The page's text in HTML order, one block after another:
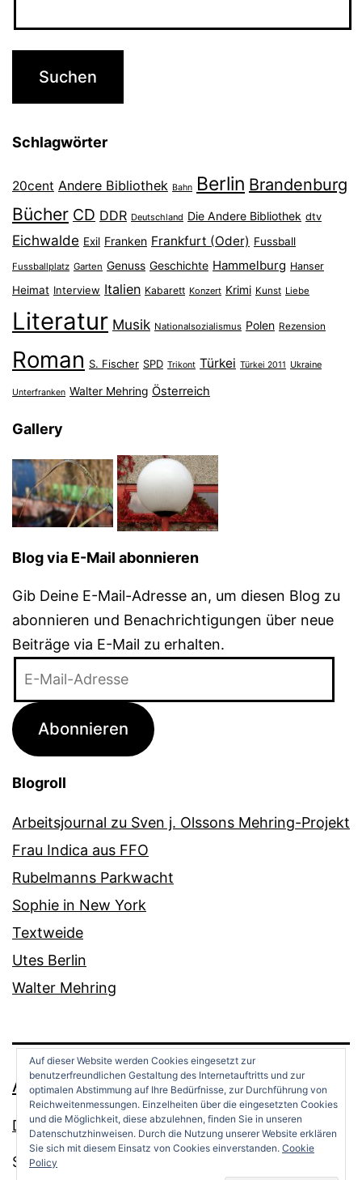
Schlagwörter
20cent Andere Bibliothek Bahn Berlin Brandenburg
Bücher CD DDR Deutschland Die Andere Bibliothek dtv
Eichwalde Exil Franken Frankfurt (Oder) Fussball
Fussballplatz Garten Genuss Geschichte Hammelburg Hanser
Heimat Interview Italien Kabarett Konzert Krimi Kunst Liebe
Literatur Musik Nationalsozialismus Polen Rezension
Roman S. Fischer SPD Trikont Türkei Türkei 2011 Ukraine
Unterfranken Walter Mehring Österreich
Gallery
Blog via E-Mail abonnieren
Gib Deine E-Mail-Adresse an, um diesen Blog zu
abonnieren und Benachrichtigungen über neue
Beiträge via E-Mail zu erhalten.
Adresse
Abonnieren
Blogroll
Arbeitsjournal zu Sven j. Olssons Mehring-Projekt
Frau Indica aus FFO
Rubelmanns Parkwacht
Sophie in New York
Textweide
Utes Berlin
Walter Mehring
ANDREAS OPPERMANN
Datenschutz
Stolz präsentiert von
Auf dieser Website werden Cookies eingesetzt zur
benutzerfreundlichen Gestaltung des Internetauftritts und zur
optimalen Abstimmung auf Ihre Bedürfnisse, zur Durchführung von
Reichweitenmessungen. Einzelheiten über die eingesetzten Cookies
und die Möglichkeit, diese abzulehnen, finden Sie in unseren
Datenschutzhinweisen. Durch die Nutzung unserer Website erklären
Sie sich mit diesem Einsatz von Cookies einverstanden. Cookie
Policy